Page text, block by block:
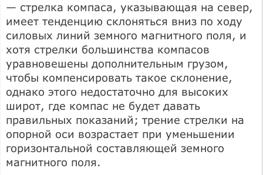
— стрелка компаса, указывающая на север,
имеет тенденцию склоняться вниз по ходу
силовых линий земного магнитного поля, и
хотя стрелки большинства компасов
уравновешены дополнительным грузом,
чтобы компенсировать такое склонение,
однако этого недостаточно для высоких
широт, где компас не будет давать
правильных показаний; трение стрелки на
опорной оси возрастает при уменьшении
горизонтальной составляющей земного
магнитного поля.